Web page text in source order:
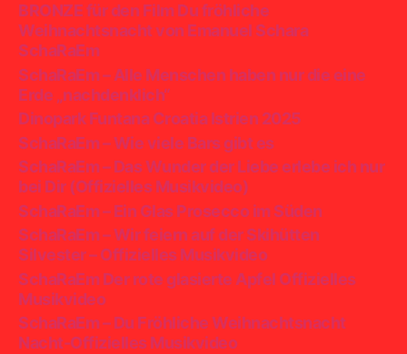
BRONZE für den Film Du fröhliche
Weihnachtsnacht von Emanuel Schara
SchaRaEm
SchaRaEm – Alle Menschen haben nur die eine
Erde „nachdenklich“
Dinopark Funtana Croatia Istrien 2025
SchaRaEm – Wie viele Bars gibt es
SchaRaEm – Das Wunder der Liebe erlebe ich nur
bei Dir (Offizielles Musikvideo)
SchaRaEm – Ein Glas Prosecco im Süden
SchaRaEm – Wir feiern auf der Skihütten
Silvester – Offizielles Musikvideo
SchaRaEm Der rote glasierte Apfel Offizielles
Musikvideo
SchaRaEm – Du Fröhliche Weihnachtsnacht
Nacht-Offizielles Musikvideo